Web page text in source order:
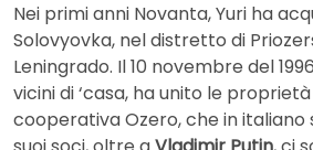
Nei primi anni Novanta, Yuri ha
Solovyovka, nel distretto di
Leningrado. Il 10 novembre del
vicini di ‘casa, ha unito le
cooperativa Ozero, che in italiano